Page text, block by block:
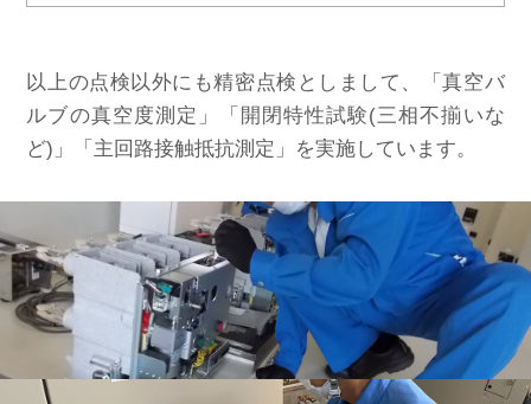
以上の点検以外にも精密点検としまして、「真空バ
ルブの真空度測定」「開閉特性試験(三相不揃いな
ど)」「主回路接触抵抗測定」を実施しています。